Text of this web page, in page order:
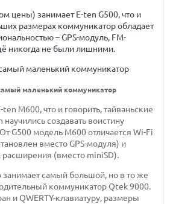
цены) занимает E-ten G500, что и
размерах коммуникатор обладает
– GPS-модуль, FM-
никогда не были лишними.
маленький коммуникатор
M600, что и говорить, тайваньские
научились создавать воистину
G500 модель M600 отличается Wi-Fi
вместо GPS-модуля) и
расширения (вместо miniSD).
занимает самый большой, но в то же
коммуникатор Qtek 9000.
и QWERTY-клавиатуру, размеры